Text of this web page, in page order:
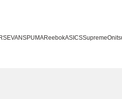
VANSPUMAReebokASICSSupreme